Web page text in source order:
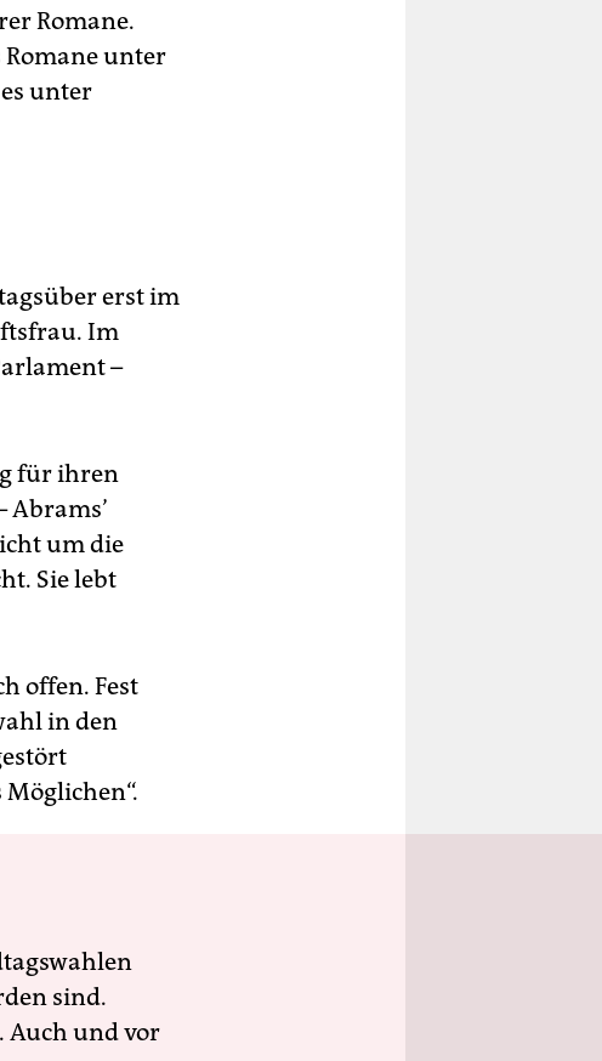
Romane.
Romane unter
unter
erst im
Im
–
für ihren
Abrams’
um die
Sie lebt
offen. Fest
in den
sind.
Auch und vor